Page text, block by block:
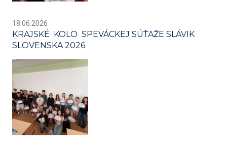
18.06.2026
KRAJSKÉ KOLO SPEVÁCKEJ SÚŤAŽE SLÁVIK
SLOVENSKA 2026